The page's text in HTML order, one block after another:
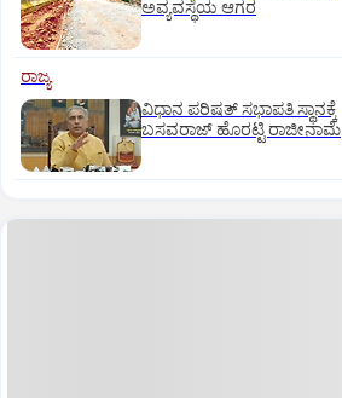
ಅವ್ಯವಸ್ಥೆಯ ಆಗರ
ರಾಜ್ಯ
ವಿಧಾನ ಪರಿಷತ್ ಸಭಾಪತಿ ಸ್ಥಾನಕ್ಕೆ
ಬಸವರಾಜ್ ಹೊರಟ್ಟಿ ರಾಜೀನಾಮೆ